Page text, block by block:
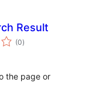
Result
(0общо
оценки
)
the page or